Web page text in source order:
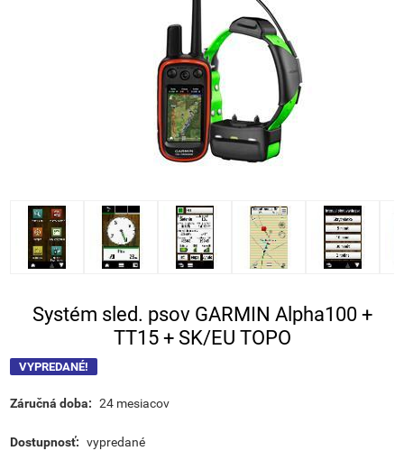
Systém sled. psov GARMIN Alpha100 +
TT15 + SK/EU TOPO
VYPREDANÉ!
Záručná doba: 24 mesiacov
Dostupnosť: vypredané